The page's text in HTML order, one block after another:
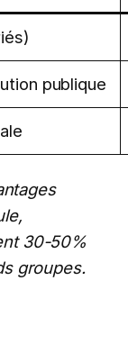
publique
30-50%
groupes.